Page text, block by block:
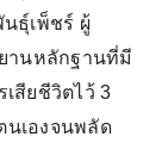
ธุ์เพ็ชร์ ผู้
านหลักฐานที่มี
สียชีวิตไว้ 3
นเองจนพลัด